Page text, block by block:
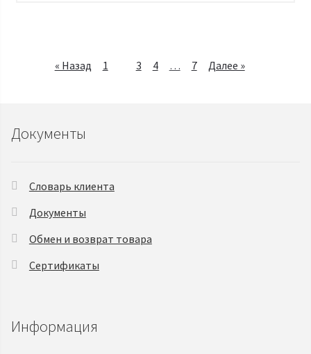
« Назад 1 3 4 … 7 Далее »
Документы
Словарь клиента
Документы
Обмен и возврат товара
Сертификаты
Информация